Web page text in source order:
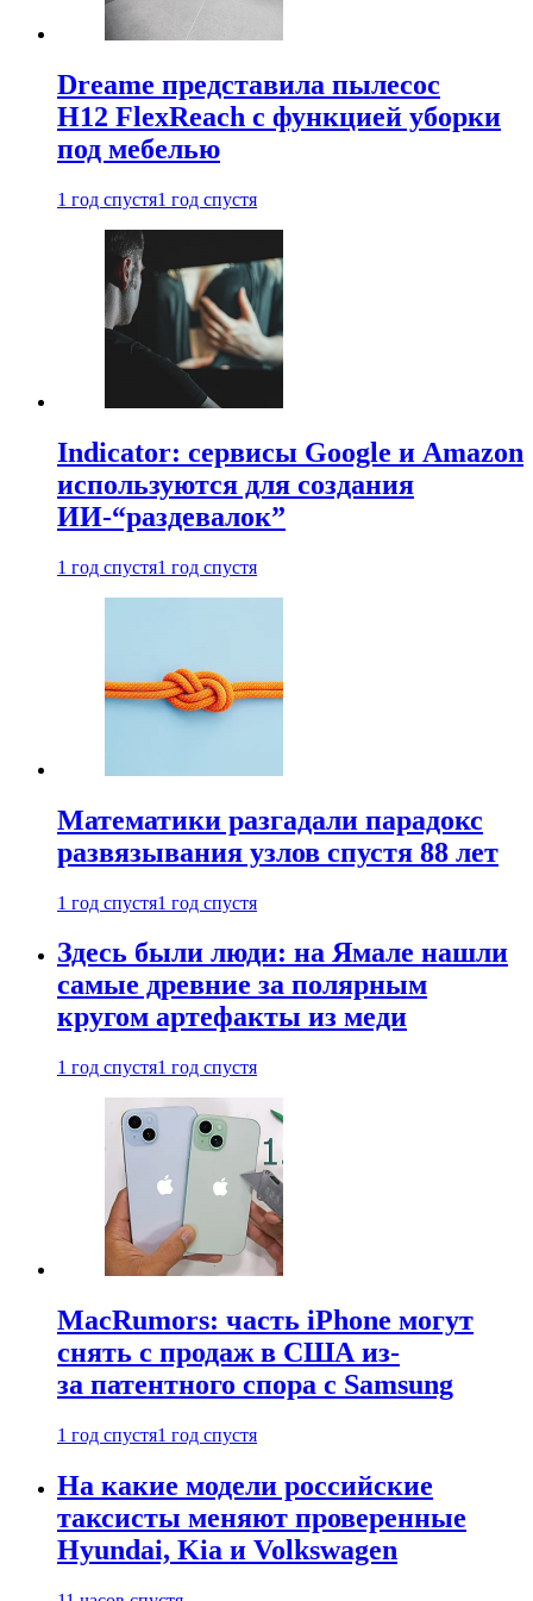
Dreame представила пылесос
H12 FlexReach с функцией уборки
под мебелью
1 год спустя1 год спустя
Indicator: сервисы Google и Amazon
используются для создания
ИИ-“раздевалок”
1 год спустя1 год спустя
Математики разгадали парадокс
развязывания узлов спустя 88 лет
1 год спустя1 год спустя
Здесь были люди: на Ямале нашли
самые древние за полярным
кругом артефакты из меди
1 год спустя1 год спустя
MacRumors: часть iPhone могут
снять с продаж в США из-
за патентного спора с Samsung
1 год спустя1 год спустя
На какие модели российские
таксисты меняют проверенные
Hyundai, Kia и Volkswagen